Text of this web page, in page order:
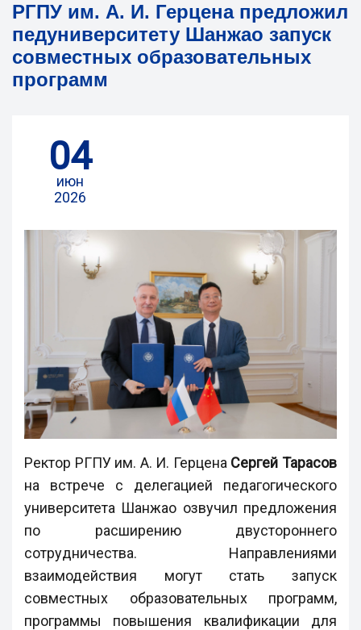
РГПУ им. А. И. Герцена предложил
педуниверситету Шанжао запуск
совместных образовательных
программ
04
июн
2026
Ректор РГПУ им. А. И. Герцена Сергей Тарасов
на встрече с делегацией педагогического
университета Шанжао озвучил предложения
по расширению двустороннего
сотрудничества. Направлениями
взаимодействия могут стать запуск
совместных образовательных программ,
программы повышения квалификации для